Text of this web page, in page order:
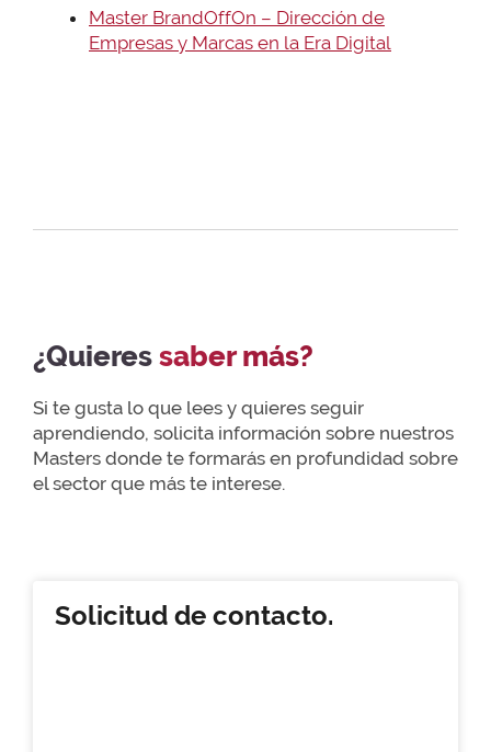
Master BrandOffOn – Dirección de
Empresas y Marcas en la Era Digital
¿Quieressaber más?
Si te gusta lo que lees y quieres seguir
aprendiendo, solicita información sobre nuestros
Masters donde te formarás en profundidad sobre
el sector que más te interese.
Solicitud de contacto.